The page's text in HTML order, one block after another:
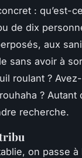
: qu’est-
de dix
aux
sans avoir à
roulant ?
?
recherche.
on passe à